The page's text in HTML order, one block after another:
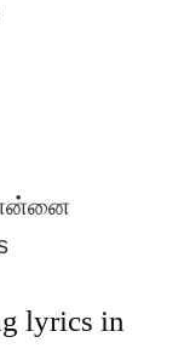
என்னை
lyrics in